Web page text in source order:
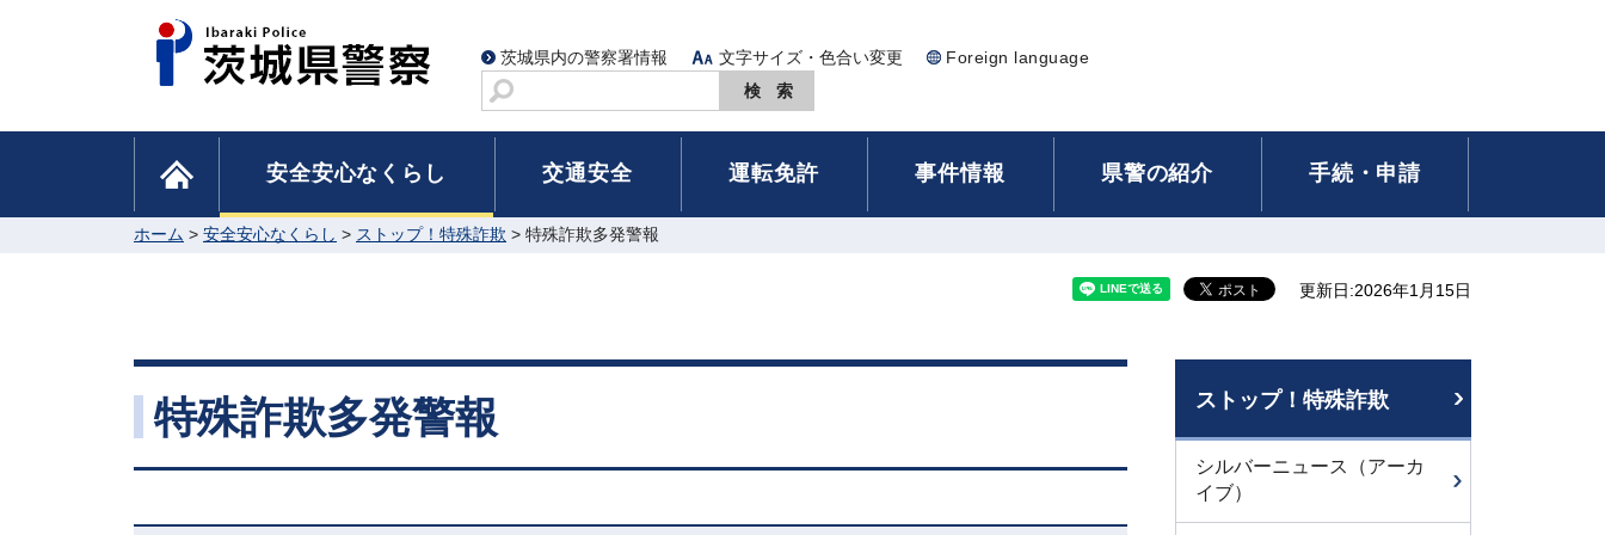
茨城県内の警察署情報 文字サイズ・色合い変更
Foreign language
サ
索
home 安全安心なくらし 交通安全 運転免許 事件情報 県警の紹介 手続・申請
ホーム > 安全安心なくらし > ストップ！特殊詐欺 > 特殊詐欺多発警報
更新日:2026年1月15日
特殊詐欺多発警報 ストップ！特殊詐欺
シルバーニュース（アーカ
イブ）